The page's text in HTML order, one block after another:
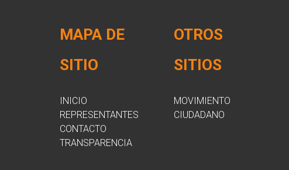
MAPA DE
SITIO
INICIO
REPRESENTANTES
CONTACTO
TRANSPARENCIA
OTROS
SITIOS
MOVIMIENTO
CIUDADANO